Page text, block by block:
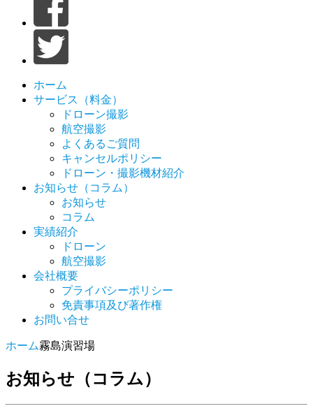
ホーム
サービス（料金）
ドローン撮影
航空撮影
よくあるご質問
キャンセルポリシー
ドローン・撮影機材紹介
お知らせ（コラム）
お知らせ
コラム
実績紹介
ドローン
航空撮影
会社概要
プライバシーポリシー
免責事項及び著作権
お問い合せ
ホーム霧島演習場
お知らせ（コラム）